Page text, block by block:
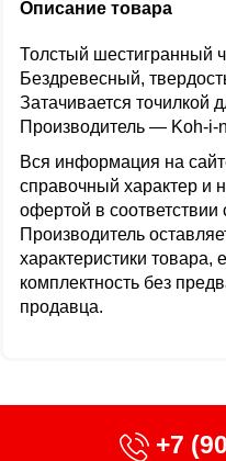
Описание товара
Толстый шестигранный
Бездревесный,
Затачивается точилкой
Производитель — Koh-i-
Вся информация на
справочный характер и
офертой в соответствии
Производитель
характеристики товара,
комплектность без
продавца.
+7